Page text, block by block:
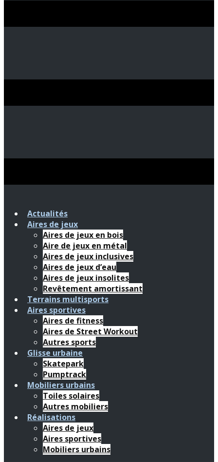
Actualités
Aires de jeux
Aires de jeux en bois
Aire de jeux en métal
Aires de jeux inclusives
Aires de jeux d’eau
Aires de jeux insolites
Revêtement amortissant
Terrains multisports
Aires sportives
Aires de fitness
Aires de Street Workout
Autres sports
Glisse urbaine
Skatepark
Pumptrack
Mobiliers urbains
Toiles solaires
Autres mobiliers
Réalisations
Aires de jeux
Aires sportives
Mobiliers urbains